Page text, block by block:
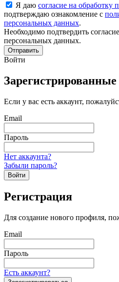
Я даю согласие на обработку
подтверждаю ознакомление с
персональных данных.
Необходимо подтвердить
персональных данных.
Отправить
Войти
Зарегистрированные
Если у вас есть аккаунт,
Email
Пароль
Нет аккаунта?
Забыли пароль?
Войти
Регистрация
Для создание нового профиля,
Email
Пароль
Есть аккаунт?